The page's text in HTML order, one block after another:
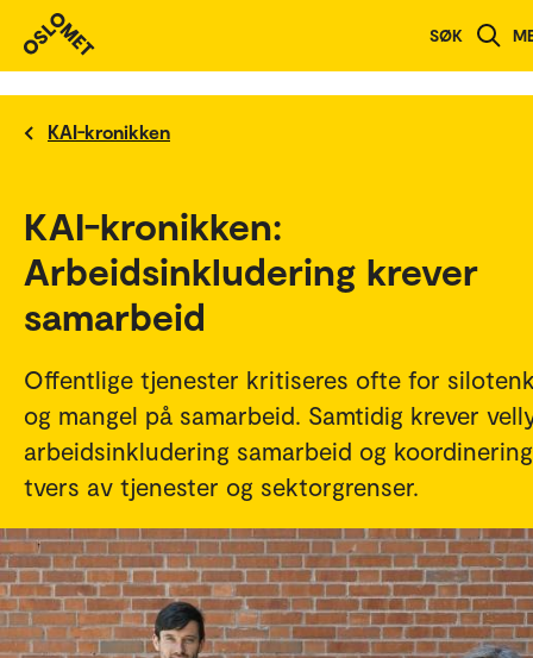
SØK
KAI-kronikken
KAI-kronikken:
Arbeidsinkludering krever
samarbeid
Offentlige tjenester kritiseres ofte for
og mangel på samarbeid. Samtidig krever
arbeidsinkludering samarbeid og
tvers av tjenester og sektorgrenser.